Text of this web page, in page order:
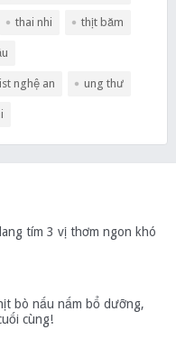
thai nhi thịt băm
nghệ an ung thư
tím 3 vị thơm ngon khó
bò nấu nấm bổ dưỡng,
cùng!